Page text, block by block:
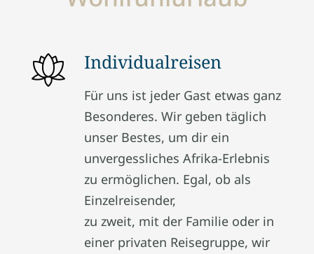
Individualreisen
Für uns ist jeder Gast etwas ganz
Besonderes. Wir geben täglich
unser Bestes, um dir ein
unvergessliches Afrika-Erlebnis
zu ermöglichen. Egal, ob als
Einzelreisender,
zu zweit, mit der Familie oder in
einer privaten Reisegruppe, wir